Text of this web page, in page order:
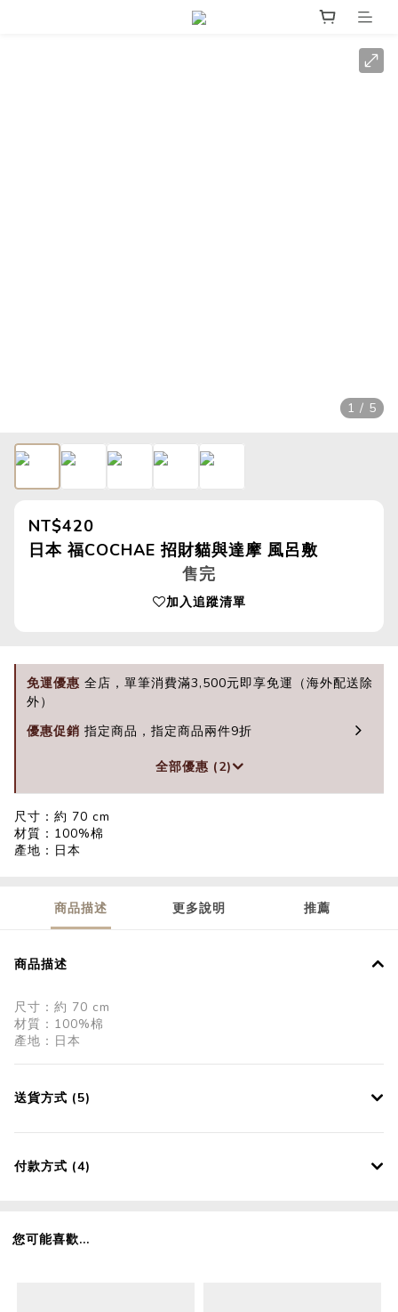
1 / 5
NT$420
日本 福COCHAE 招財貓與達摩 風呂敷
售完
加入追蹤清單
免運優惠 全店，單筆消費滿3,500元即享免運（海外配送除
外）
優惠促銷 指定商品，指定商品兩件9折
全部優惠 (2)
尺寸：約 70 cm
材質：100%棉
產地：日本
商品描述 更多說明 推薦
商品描述
尺寸：約 70 cm
材質：100%棉
產地：日本
送貨方式 (5)
付款方式 (4)
您可能喜歡...